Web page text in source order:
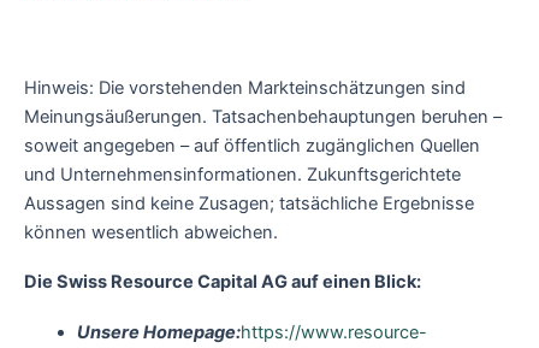
Hinweis: Die vorstehenden Markteinschätzungen sind
Meinungsäußerungen. Tatsachenbehauptungen beruhen –
soweit angegeben – auf öffentlich zugänglichen Quellen
und Unternehmensinformationen. Zukunftsgerichtete
Aussagen sind keine Zusagen; tatsächliche Ergebnisse
können wesentlich abweichen.
Die Swiss Resource Capital AG auf einen Blick:
Unsere Homepage:https://www.resource-